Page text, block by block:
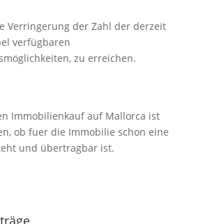
Verringerung der Zahl der derzeit
verfügbaren
zu erreichen.
Immobilienkauf auf Mallorca ist
ob fuer die Immobilie schon eine
und übertragbar ist.
| Recht und Steuern Spanien